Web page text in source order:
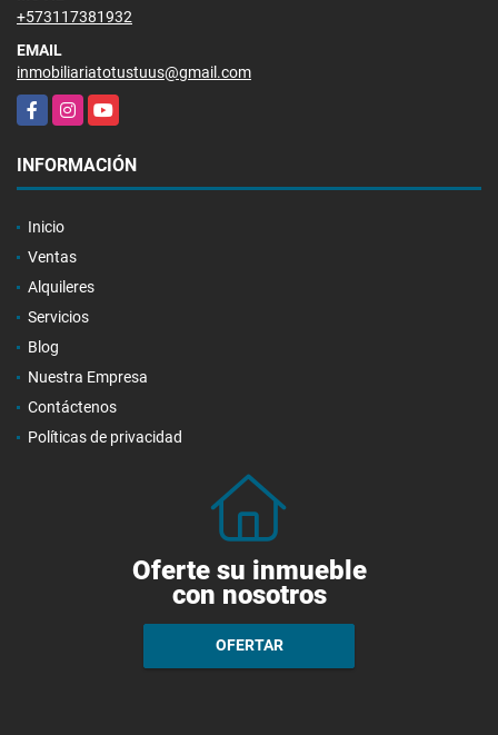
+573117381932
EMAIL
inmobiliariatotustuus@gmail.com
FacebookInstagramYouTube
INFORMACIÓN
Inicio
Ventas
Alquileres
Servicios
Blog
Nuestra Empresa
Contáctenos
Políticas de privacidad
Oferte su inmueble
con nosotros
OFERTAR